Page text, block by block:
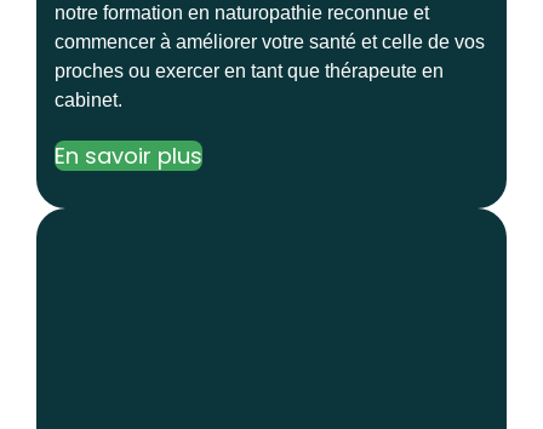
notre formation en naturopathie reconnue et
commencer à améliorer votre santé et celle de vos
proches ou exercer en tant que thérapeute en
cabinet.
En savoir plus